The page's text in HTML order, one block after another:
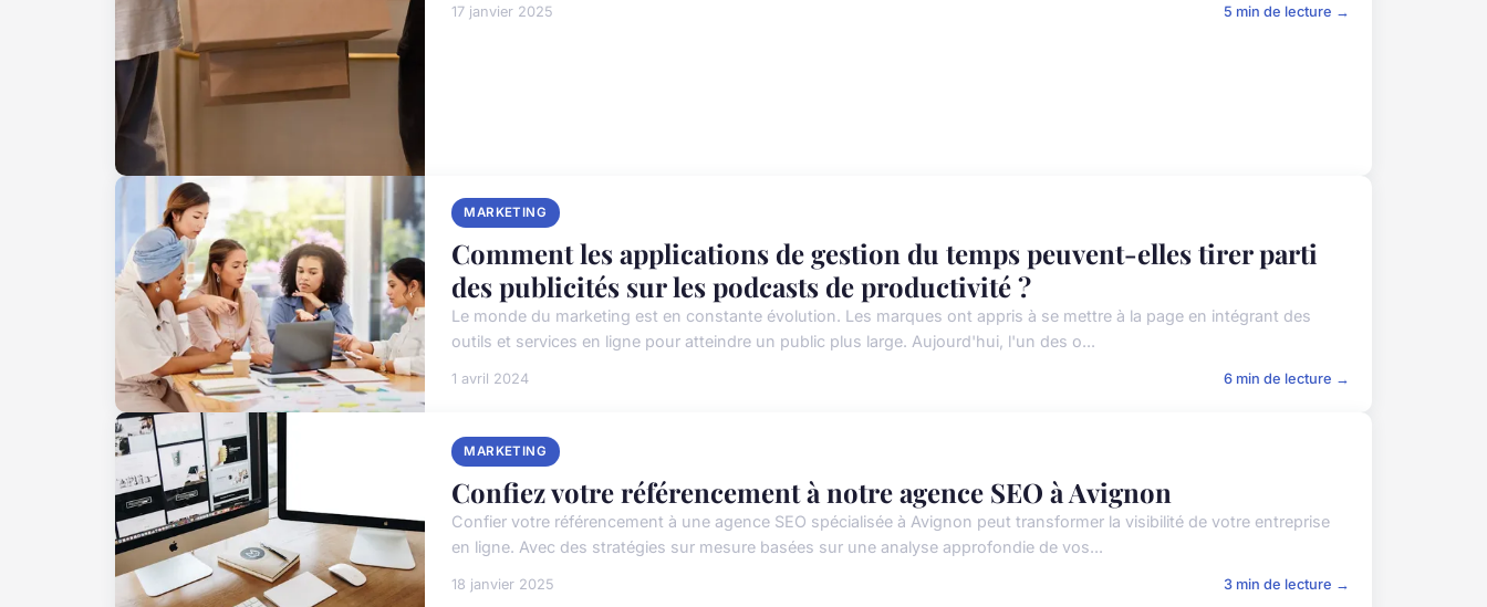
17 janvier 2025 5 min de lecture →
MARKETING
Comment les applications de gestion du temps peuvent-elles tirer parti
des publicités sur les podcasts de productivité ?
Le monde du marketing est en constante évolution. Les marques ont appris à se mettre à la page en intégrant des
outils et services en ligne pour atteindre un public plus large. Aujourd'hui, l'un des o...
1 avril 2024 6 min de lecture →
MARKETING
Confiez votre référencement à notre agence SEO à Avignon
Confier votre référencement à une agence SEO spécialisée à Avignon peut transformer la visibilité de votre entreprise
en ligne. Avec des stratégies sur mesure basées sur une analyse approfondie de vos...
18 janvier 2025 3 min de lecture →